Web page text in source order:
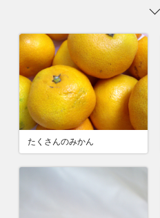
たくさんのみかん